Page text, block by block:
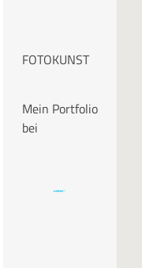
FOTOKUNST
Mein Portfolio
bei